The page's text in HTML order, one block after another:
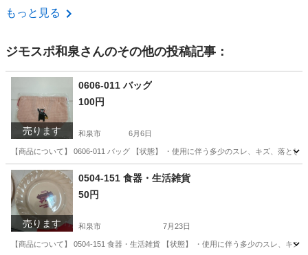
大阪 守口市
もっと見る
ジモスポ和泉さんのその他の投稿記事：
売ります
0606-011 バッグ
100円
和泉市 6月6日
【商品について】 0606-011 バッグ 【状態】 ・使用に伴う多少のスレ、キズ、落と
大阪 和泉市 リユース
売ります
0504-151 食器・生活雑貨
50円
和泉市 7月23日
【商品について】 0504-151 食器・生活雑貨 【状態】 ・使用に伴う多少のスレ、キ